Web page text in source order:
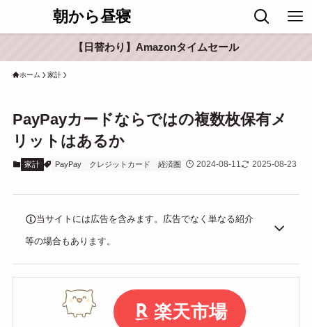
朝から昼寝
【日替わり】Amazonタイムセール
ホーム 家計
PayPayカードならではの複数枚保有メ
リットはあるか
家計 PayPay クレジットカード 経済圏 2024-08-11 2025-08-23
当サイトには広告を含みます。広告でなく単なる紹介
等の場合もあります。
楽天市場